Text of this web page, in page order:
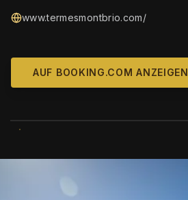
www.termesmontbrio.com/
AUF BOOKING.COM ANZEIGEN